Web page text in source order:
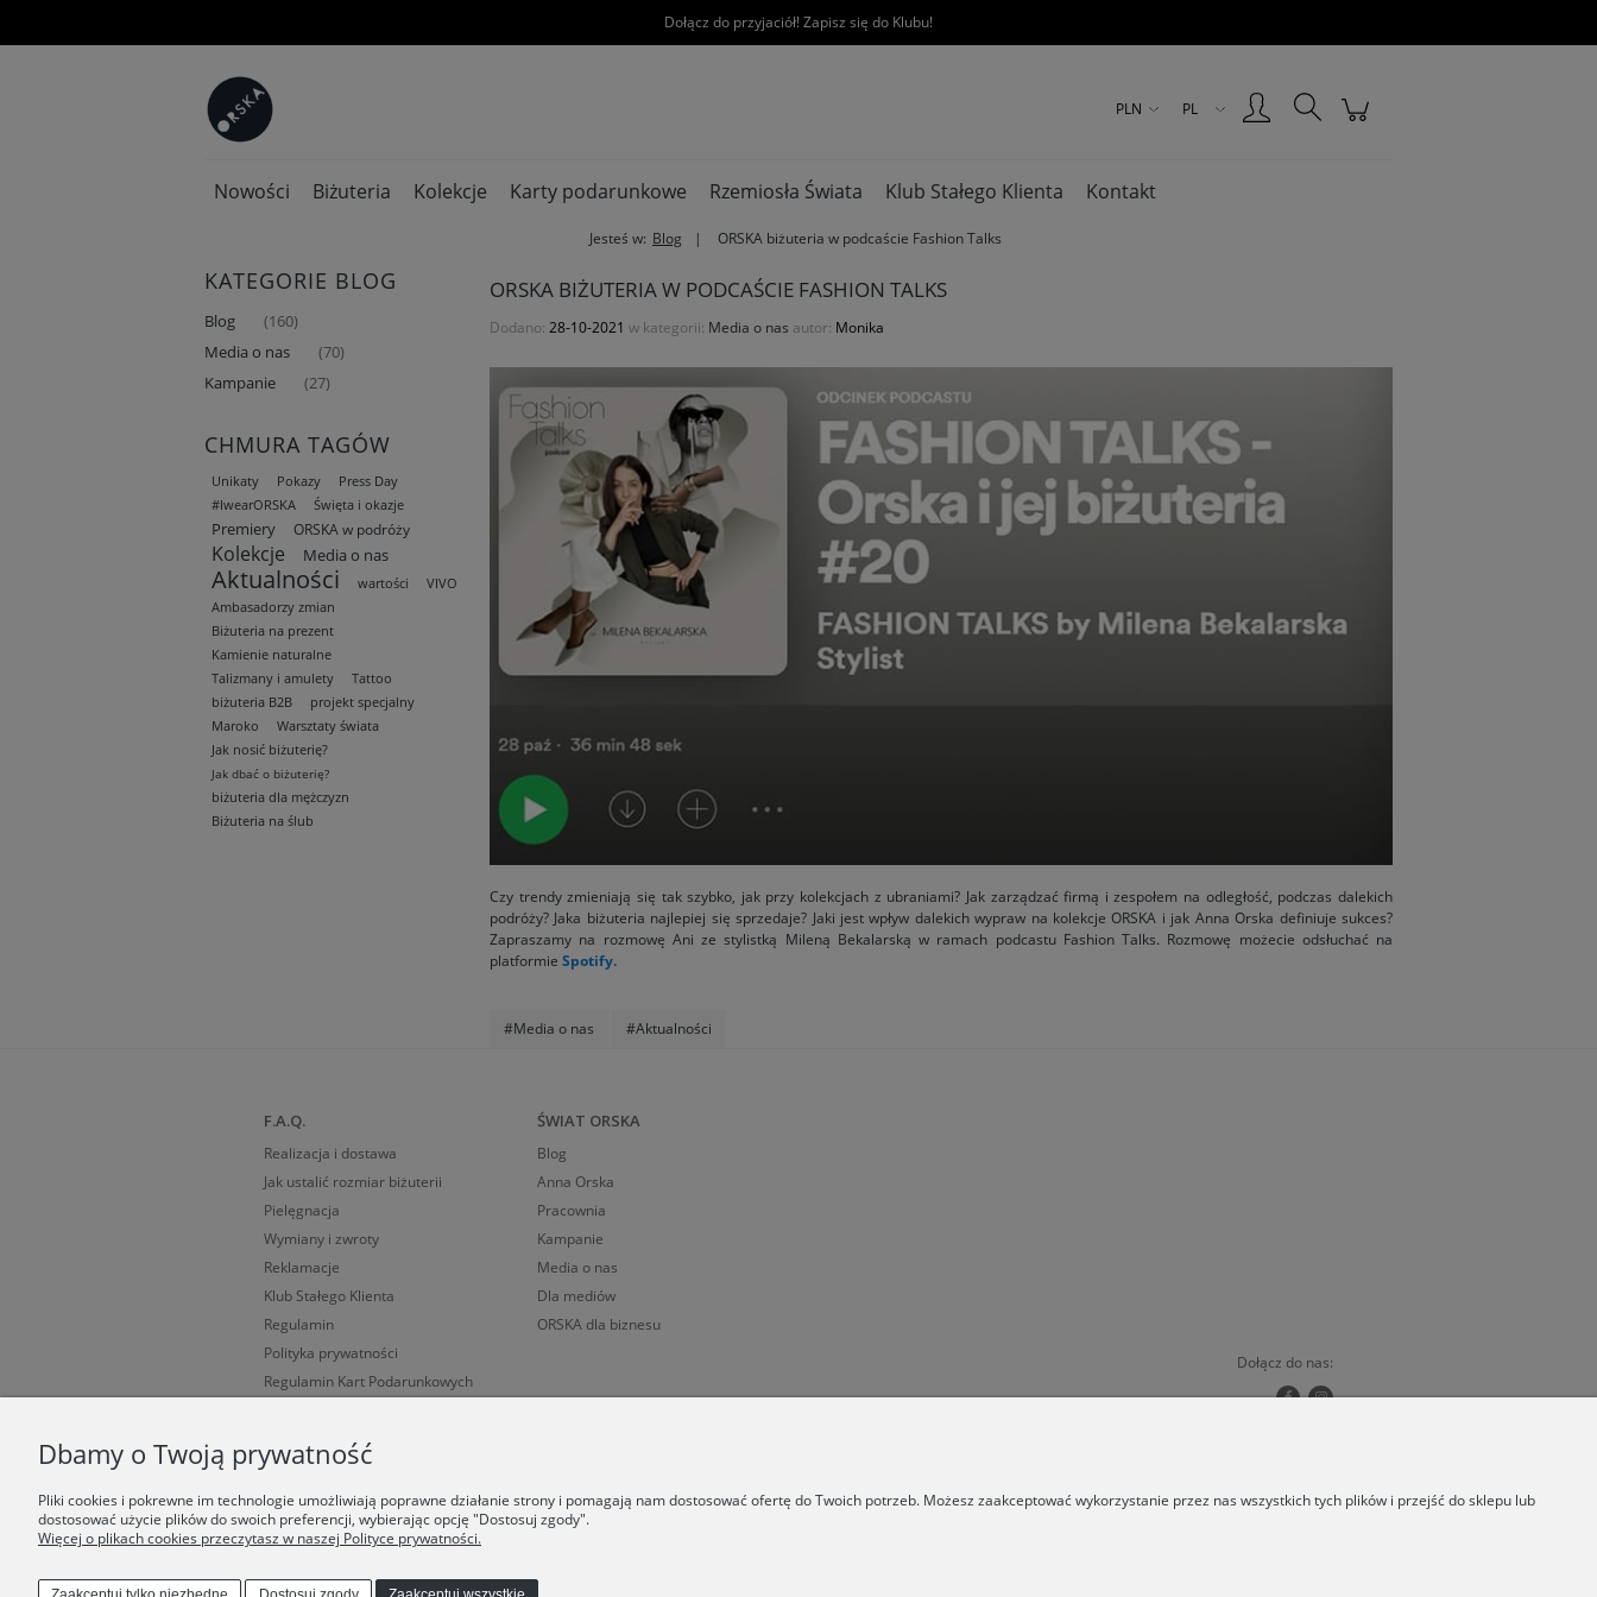
Dołącz do przyjaciół! Zapisz się do Klubu!
PLN PL
Nowości Biżuteria Kolekcje Karty podarunkowe Rzemiosła Świata Klub Stałego Klienta Kontakt
Jesteś w: Blog ORSKA biżuteria w podcaście Fashion Talks
KATEGORIE BLOG
Blog (160)
Media o nas (70)
Kampanie (27)
CHMURA TAGÓW
Unikaty Pokazy
Press Day
#IwearORSKA
Święta i okazje
Premiery ORSKA w podróży
Kolekcje Media o nas
Aktualności wartości
VIVO
Ambasadorzy zmian
Biżuteria na prezent
Kamienie naturalne
Talizmany i amulety
Tattoo
biżuteria B2B
projekt specjalny
Maroko
Warsztaty świata
Jak nosić biżuterię?
Jak dbać o biżuterię?
biżuteria dla mężczyzn
Biżuteria na ślub
ORSKA BIŻUTERIA W PODCAŚCIE FASHION TALKS
Dodano: 28-10-2021 w kategorii: Media o nas autor: Monika
Czy trendy zmieniają się tak szybko, jak przy kolekcjach z ubraniami? Jak zarządzać firmą i zespołem na odległość, podczas dalekich
podróży? Jaka biżuteria najlepiej się sprzedaje? Jaki jest wpływ dalekich wypraw na kolekcje ORSKA i jak Anna Orska definiuje sukces?
Zapraszamy na rozmowę Ani ze stylistką Mileną Bekalarską w ramach podcastu Fashion Talks. Rozmowę możecie odsłuchać na
platformie Spotify.
#Media o nas #Aktualności
F.A.Q.
Realizacja i dostawa
Jak ustalić rozmiar biżuterii
Pielęgnacja
Wymiany i zwroty
Reklamacje
Klub Stałego Klienta
Regulamin
Polityka prywatności
Regulamin Kart Podarunkowych
ŚWIAT ORSKA
Blog
Anna Orska
Pracownia
Kampanie
Media o nas
Dla mediów
ORSKA dla biznesu
Dołącz do nas:
Dbamy o Twoją prywatność
Pliki cookies i pokrewne im technologie umożliwiają poprawne działanie strony i pomagają nam dostosować ofertę do Twoich potrzeb. Możesz zaakceptować wykorzystanie przez nas wszystkich tych plików i przejść do sklepu lub
dostosować użycie plików do swoich preferencji, wybierając opcję "Dostosuj zgody".
Więcej o plikach cookies przeczytasz w naszej Polityce prywatności.